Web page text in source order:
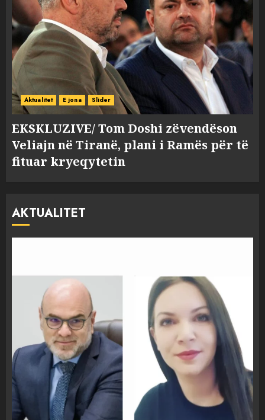
Aktualitet E jona Slider
EKSKLUZIVE/ Tom Doshi zëvendëson
Veliajn në Tiranë, plani i Ramës për të
fituar kryeqytetin
AKTUALITET